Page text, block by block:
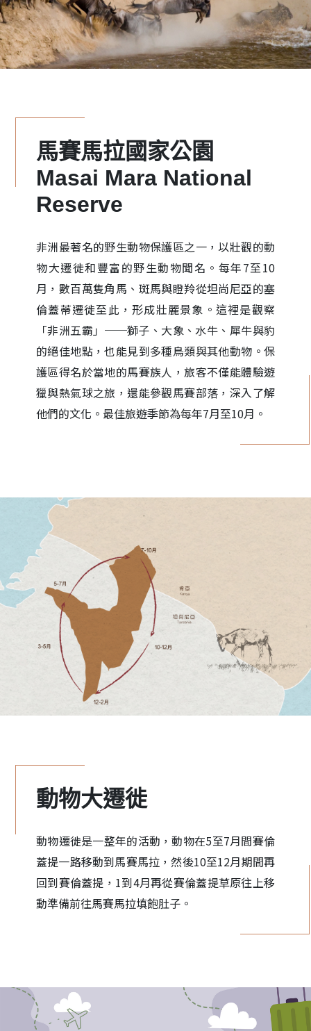
馬賽馬拉國家公園
Masai Mara National
Reserve
非洲最著名的野生動物保護區之一，以壯觀的動
物大遷徙和豐富的野生動物聞名。每年7至10
月，數百萬隻角馬、斑馬與瞪羚從坦尚尼亞的塞
倫蓋蒂遷徙至此，形成壯麗景象。這裡是觀察
「非洲五霸」──獅子、大象、水牛、犀牛與豹
的絕佳地點，也能見到多種鳥類與其他動物。保
護區得名於當地的馬賽族人，旅客不僅能體驗遊
獵與熱氣球之旅，還能參觀馬賽部落，深入了解
他們的文化。最佳旅遊季節為每年7月至10月。
動物大遷徙
動物遷徙是一整年的活動，動物在5至7月間賽倫
蓋提一路移動到馬賽馬拉，然後10至12月期間再
回到賽倫蓋提，1到4月再從賽倫蓋提草原往上移
動準備前往馬賽馬拉填飽肚子。